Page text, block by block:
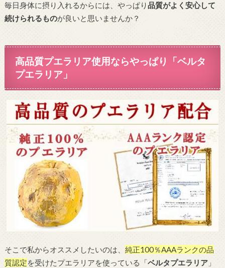
毎日身体に摂り入れるからには、やっぱり品質がよく安心して
続けられるものが良いと思いませんか？
高品質プエラリア使用ならやっぱり「ベルタ
プエラリア」
そこで私からオススメしたいのは、 純正100％AAAランクの品
質認定を受けたプエラリアを使っている「ベルタプエラリア」